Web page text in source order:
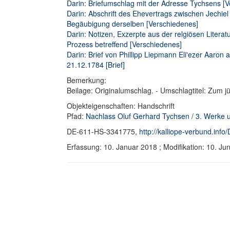
Darin: Briefumschlag mit der Adresse Tychsens
Darin: Abschrift des Ehevertrags zwischen
Begäubigung derselben [Verschiedenes]
Darin: Notizen, Exzerpte aus der relgiösen
Prozess betreffend [Verschiedenes]
Darin: Brief von Phillipp Liepmann Eli'ezer
21.12.1784 [Brief]
Bemerkung:
Beilage: Originalumschlag. - Umschlagtitel: Zum
Objekteigenschaften: Handschrift
Pfad: Nachlass Oluf Gerhard Tychsen / 3. Werke
DE-611-HS-3341775, http://kalliope-
Erfassung: 10. Januar 2018 ; Modifikation: 10.